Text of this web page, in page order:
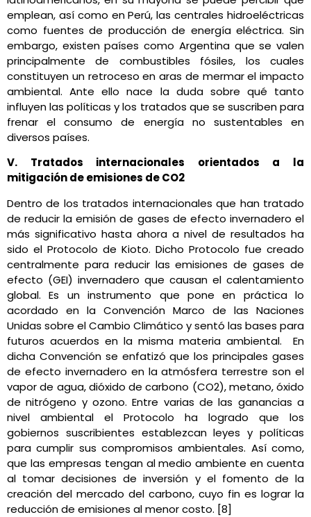
emplean, así como en Perú, las centrales hidroeléctricas
como fuentes de producción de energía eléctrica. Sin
embargo, existen países como Argentina que se valen
principalmente de combustibles fósiles, los cuales
constituyen un retroceso en aras de mermar el impacto
ambiental. Ante ello nace la duda sobre qué tanto
influyen las políticas y los tratados que se suscriben para
frenar el consumo de energía no sustentables en
diversos países.
V. Tratados internacionales orientados a la
mitigación de emisiones de CO2
Dentro de los tratados internacionales que han tratado
de reducir la emisión de gases de efecto invernadero el
más significativo hasta ahora a nivel de resultados ha
sido el Protocolo de Kioto. Dicho Protocolo fue creado
centralmente para reducir las emisiones de gases de
efecto (GEI) invernadero que causan el calentamiento
global. Es un instrumento que pone en práctica lo
acordado en la Convención Marco de las Naciones
Unidas sobre el Cambio Climático y sentó las bases para
futuros acuerdos en la misma materia ambiental. En
dicha Convención se enfatizó que los principales gases
de efecto invernadero en la atmósfera terrestre son el
vapor de agua, dióxido de carbono (CO2), metano, óxido
de nitrógeno y ozono. Entre varias de las ganancias a
nivel ambiental el Protocolo ha logrado que los
gobiernos suscribientes establezcan leyes y políticas
para cumplir sus compromisos ambientales. Así como,
que las empresas tengan al medio ambiente en cuenta
al tomar decisiones de inversión y el fomento de la
creación del mercado del carbono, cuyo fin es lograr la
reducción de emisiones al menor costo. [8]